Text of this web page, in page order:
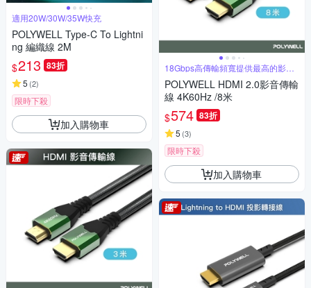
適用20W/30W/35W快充
POLYWELL Type-C To Lightni
ng 編織線 2M
$213 83折
5 (2)
限時下殺
加入購物車
18Gbps高傳輸頻寬提供最高的影像
POLYWELL HDMI 2.0影音傳輸
線 4K60Hz /8米
$574 83折
5 (3)
限時下殺
加入購物車